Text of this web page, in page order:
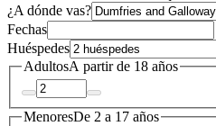
¿A dónde vas?
Fechas
Huéspedes
AdultosA partir de 18 años
MenoresDe 2 a 17 años